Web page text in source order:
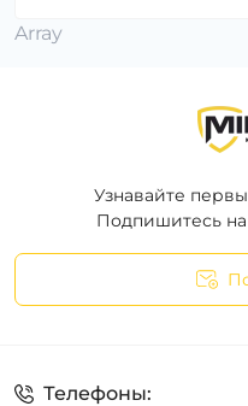
Array
Узнавайте
Подпишитесь
Телефоны: